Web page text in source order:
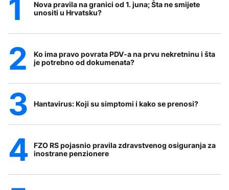
Nova pravila na granici od 1. juna; Šta ne smijete
unositi u Hrvatsku?
Ko ima pravo povrata PDV-a na prvu nekretninu i šta
je potrebno od dokumenata?
Hantavirus: Koji su simptomi i kako se prenosi?
FZO RS pojasnio pravila zdravstvenog osiguranja za
inostrane penzionere